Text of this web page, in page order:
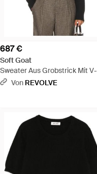
687 €
Soft Goat
Sweater Aus Grobstrick Mit V-
Ausschnitt - Schwarz
Von REVOLVE